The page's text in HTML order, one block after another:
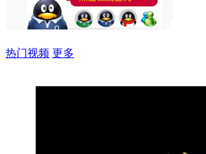
热门视频 更多